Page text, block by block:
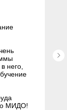
него,
МИДО!